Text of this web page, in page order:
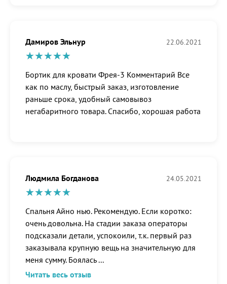
Дамиров Эльнур 22.06.2021
Бортик для кровати Фрея-3 Комментарий Все
как по маслу, быстрый заказ, изготовление
раньше срока, удобный самовывоз
негабаритного товара. Спасибо, хорошая работа
Людмила Богданова 24.05.2021
Спальня Айно нью. Рекомендую. Если коротко:
очень довольна. На стадии заказа операторы
подсказали детали, успокоили, т.к. первый раз
заказывала крупную вещь на значительную для
меня сумму. Боялась ...
Читать весь отзыв